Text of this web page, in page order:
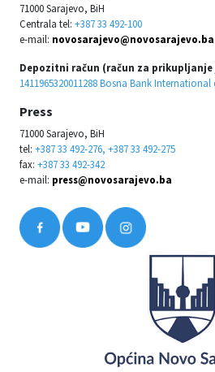
71000 Sarajevo, BiH
Centrala tel: +387 33 492-100
e-mail: novosarajevo@novosarajevo.ba
Depozitni račun (račun za
1411965320011288 Bosna Bank International
Press
71000 Sarajevo, BiH
tel: +387 33 492-276, +387 33 492-275
fax: +387 33 492-342
e-mail: press@novosarajevo.ba